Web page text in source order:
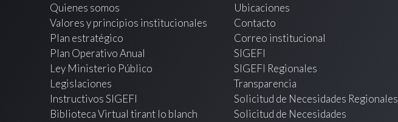
Quienes somos
Valores y principios institucionales
Plan estratégico
Plan Operativo Anual
Ley Ministerio Público
Legislaciones
Instructivos SIGEFI
Biblioteca Virtual tirant lo blanch
Ubicaciones
Contacto
Correo institucional
SIGEFI
SIGEFI Regionales
Transparencia
Solicitud de Necesidades Regionales
Solicitud de Necesidades